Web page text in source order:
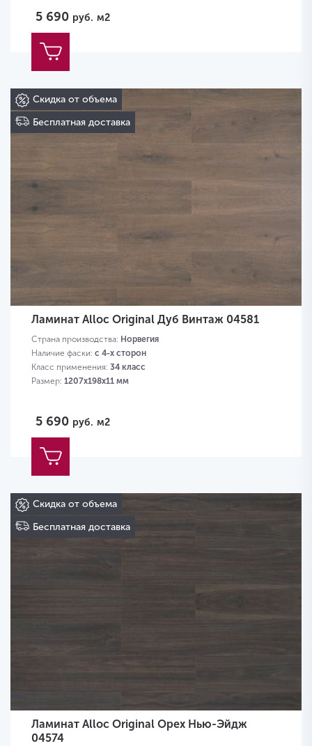
5 690 руб. м2
Скидка от объема
Бесплатная доставка
Ламинат Alloc Original Дуб Винтаж 04581
Страна производства: Норвегия
Наличие фаски: с 4-х сторон
Класс применения: 34 класс
Размер: 1207х198х11 мм
5 690 руб. м2
Скидка от объема
Бесплатная доставка
Ламинат Alloc Original Орех Нью-Эйдж
04574